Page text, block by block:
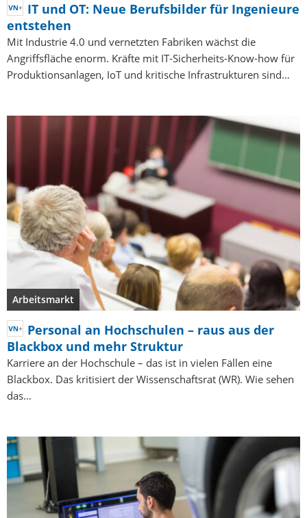
IT und OT: Neue Berufsbilder für Ingenieure
entstehen
Mit Industrie 4.0 und vernetzten Fabriken wächst die
Angriffsfläche enorm. Kräfte mit IT-Sicherheits-Know-how für
Produktionsanlagen, IoT und kritische Infrastrukturen sind…
Arbeitsmarkt
Personal an Hochschulen – raus aus der
Blackbox und mehr Struktur
Karriere an der Hochschule – das ist in vielen Fällen eine
Blackbox. Das kritisiert der Wissenschaftsrat (WR). Wie sehen
das…